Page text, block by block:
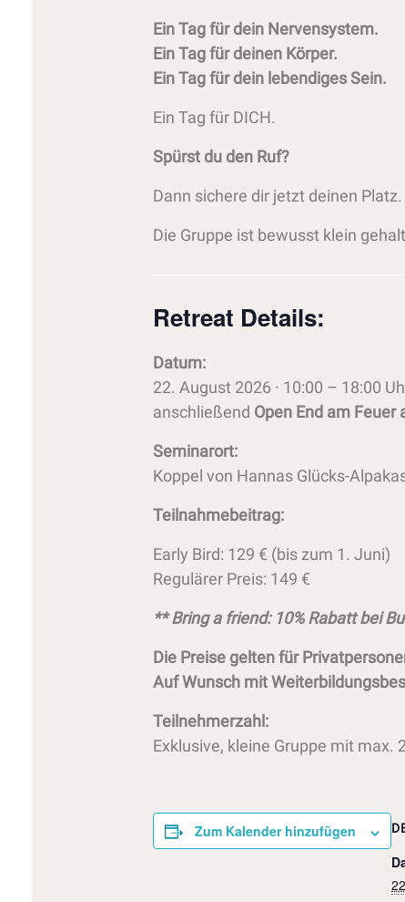
Ein Tag für dein Nervensystem.
Ein Tag für deinen Körper.
Ein Tag für dein lebendiges Sein.
Ein Tag für DICH.
Spürst du den Ruf?
Dann sichere dir jetzt deinen Platz.
Die Gruppe ist bewusst klein
Retreat Details:
Datum:
22. August 2026 · 10:00 – 18:00
anschließend Open End am Feuer
Seminarort:
Koppel von Hannas Glücks-
Teilnahmebeitrag:
Early Bird: 129 € (bis zum 1. Juni)
Regulärer Preis: 149 €
** Bring a friend: 10% Rabatt bei
Die Preise gelten für
Auf Wunsch mit
Teilnehmerzahl:
Exklusive, kleine Gruppe mit max.
Zum Kalender hinzufügen